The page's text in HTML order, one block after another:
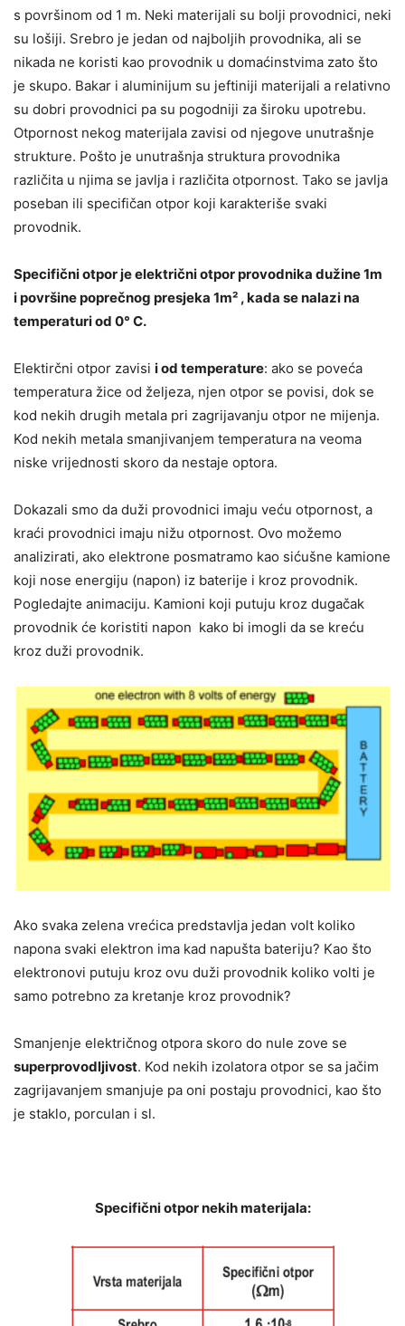
s površinom od 1 m. Neki materijali su bolji provodnici, neki
su lošiji. Srebro je jedan od najboljih provodnika, ali se
nikada ne koristi kao provodnik u domaćinstvima zato što
je skupo. Bakar i aluminijum su jeftiniji materijali a relativno
su dobri provodnici pa su pogodniji za široku upotrebu.
Otpornost nekog materijala zavisi od njegove unutrašnje
strukture. Pošto je unutrašnja struktura provodnika
različita u njima se javlja i različita otpornost. Tako se javlja
poseban ili specifičan otpor koji karakteriše svaki
provodnik.
Specifični otpor je električni otpor provodnika dužine 1m
i površine poprečnog presjeka 1m² , kada se nalazi na
temperaturi od 0° C.
Elektirčni otpor zavisi i od temperature: ako se poveća
temperatura žice od željeza, njen otpor se povisi, dok se
kod nekih drugih metala pri zagrijavanju otpor ne mijenja.
Kod nekih metala smanjivanjem temperatura na veoma
niske vrijednosti skoro da nestaje optora.
Dokazali smo da duži provodnici imaju veću otpornost, a
kraći provodnici imaju nižu otpornost. Ovo možemo
analizirati, ako elektrone posmatramo kao sićušne kamione
koji nose energiju (napon) iz baterije i kroz provodnik.
Pogledajte animaciju. Kamioni koji putuju kroz dugačak
provodnik će koristiti napon kako bi imogli da se kreću
kroz duži provodnik.
Ako svaka zelena vrećica predstavlja jedan volt koliko
napona svaki elektron ima kad napušta bateriju? Kao što
elektronovi putuju kroz ovu duži provodnik koliko volti je
samo potrebno za kretanje kroz provodnik?
Smanjenje električnog otpora skoro do nule zove se
superprovodljivost. Kod nekih izolatora otpor se sa jačim
zagrijavanjem smanjuje pa oni postaju provodnici, kao što
je staklo, porculan i sl.
Specifični otpor nekih materijala: